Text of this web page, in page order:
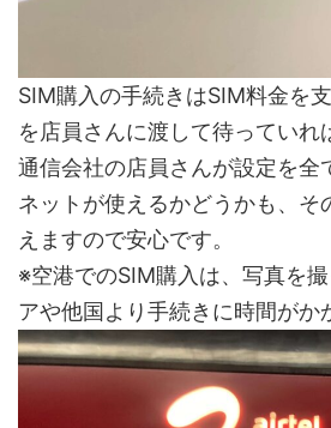
SIM購入の手続きはSIM料金を
を店員さんに渡して待っていれ
通信会社の店員さんが設定を全
ネットが使えるかどうかも、そ
えますので安心です。
※空港でのSIM購入は、写真を
アや他国より手続きに時間がか